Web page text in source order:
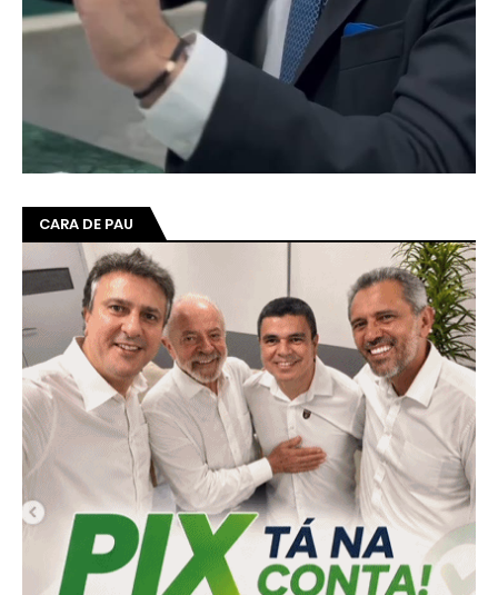
CARA DE PAU